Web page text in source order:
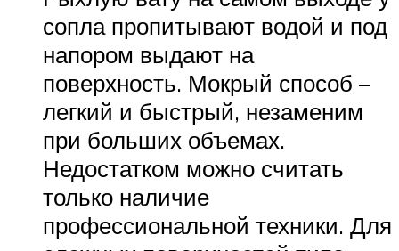
сопла пропитывают водой и под
напором выдают на
поверхность. Мокрый способ –
легкий и быстрый, незаменим
при больших объемах.
Недостатком можно считать
только наличие
профессиональной техники. Для